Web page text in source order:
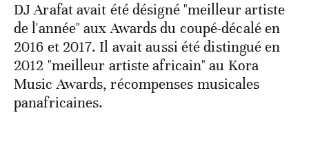
DJ Arafat avait été désigné "meilleur artiste
de l'année" aux Awards du coupé-décalé en
2016 et 2017. Il avait aussi été distingué en
2012 "meilleur artiste africain" au Kora
Music Awards, récompenses musicales
panafricaines.